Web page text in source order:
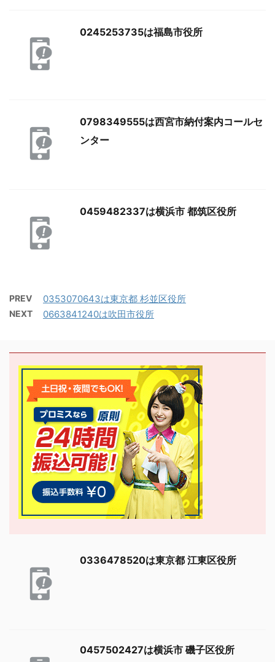
0245253735は福島市役所
0798349555は西宮市納付案内コールセ
ンター
0459482337は横浜市 都筑区役所
PREV 0353070643は東京都 杉並区役所
NEXT 0663841240は吹田市役所
0336478520は東京都 江東区役所
0457502427は横浜市 磯子区役所